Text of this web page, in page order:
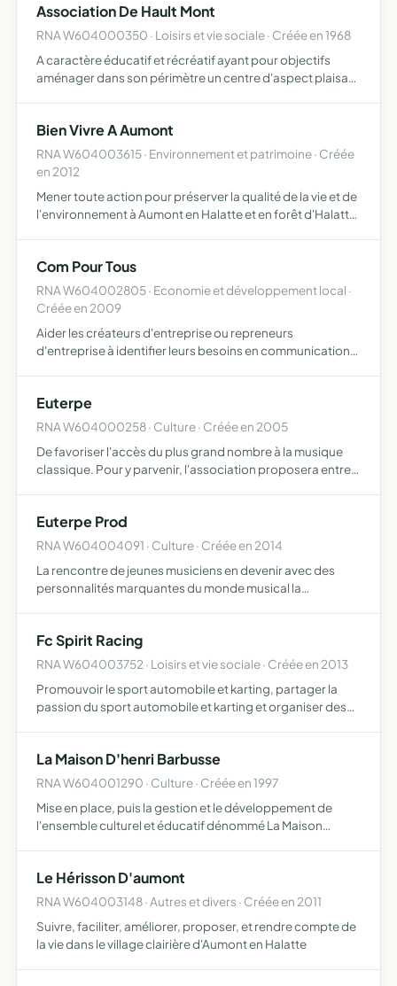
Association De Hault Mont
RNA W604000350 · Loisirs et vie sociale · Créée en 1968
A caractère éducatif et récréatif ayant pour objectifs
aménager dans son périmètre un centre d'aspect plaisant
Bien Vivre A Aumont
RNA W604003615 · Environnement et patrimoine · Créée
en 2012
Mener toute action pour préserver la qualité de la vie et de
l'environnement à Aumont en Halatte et en forêt d'Halatte
Com Pour Tous
RNA W604002805 · Economie et développement local ·
Créée en 2009
Aider les créateurs d'entreprise ou repreneurs
d'entreprise à identifier leurs besoins en communication,
promotion…
Euterpe
RNA W604000258 · Culture · Créée en 2005
De favoriser l'accès du plus grand nombre à la musique
classique. Pour y parvenir, l'association proposera entre
Euterpe Prod
RNA W604004091 · Culture · Créée en 2014
La rencontre de jeunes musiciens en devenir avec des
personnalités marquantes du monde musical la
grands évènement…
Fc Spirit Racing
RNA W604003752 · Loisirs et vie sociale · Créée en 2013
Promouvoir le sport automobile et karting, partager la
passion du sport automobile et karting et organiser des
La Maison D'henri Barbusse
RNA W604001290 · Culture · Créée en 1997
Mise en place, puis la gestion et le développement de
l'ensemble culturel et éducatif dénommé La Maison
Le Hérisson D'aumont
RNA W604003148 · Autres et divers · Créée en 2011
Suivre, faciliter, améliorer, proposer, et rendre compte de
la vie dans le village clairière d'Aumont en Halatte